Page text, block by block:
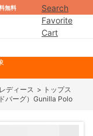
無料
Search
Favorite
Cart
レディース > トップス
バーグ）Gunilla Polo